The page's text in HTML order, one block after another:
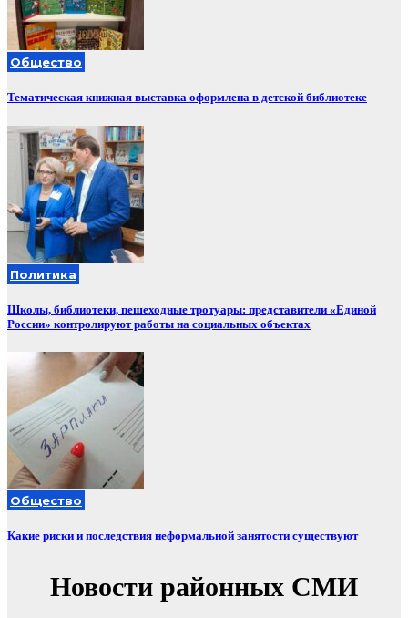
Общество
Тематическая книжная выставка оформлена в детской библиотеке
Политика
Школы, библиотеки, пешеходные тротуары: представители «Единой
России» контролируют работы на социальных объектах
Общество
Какие риски и последствия неформальной занятости существуют